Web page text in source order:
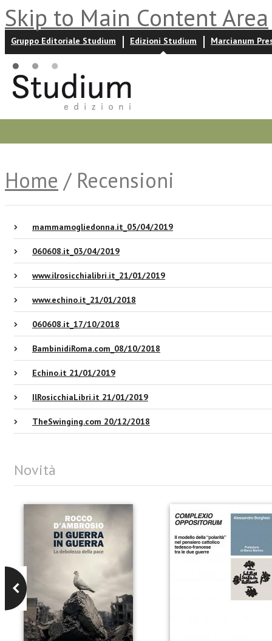
Skip to Main Content Area
Gruppo Editoriale Studium Edizioni Studium Marcianum
Home / Recensioni
mammamogliedonna.it_05/04/2019
060608.it_03/04/2019
www.ilrosicchialibri.it_21/01/2019
www.echino.it_21/01/2018
060608.it_17/10/2018
BambinidiRoma.com_08/10/2018
Echino.it 21/01/2019
IlRosicchiaLibri.it 21/01/2019
TheSwinging.com 20/12/2018
Novità